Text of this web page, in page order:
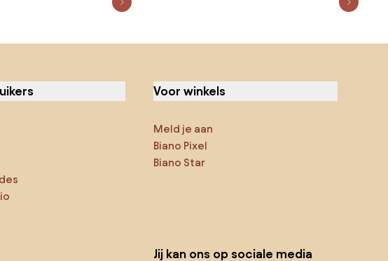
Voor winkels
Meld je aan
Biano Pixel
Biano Star
Jij kan ons op sociale media